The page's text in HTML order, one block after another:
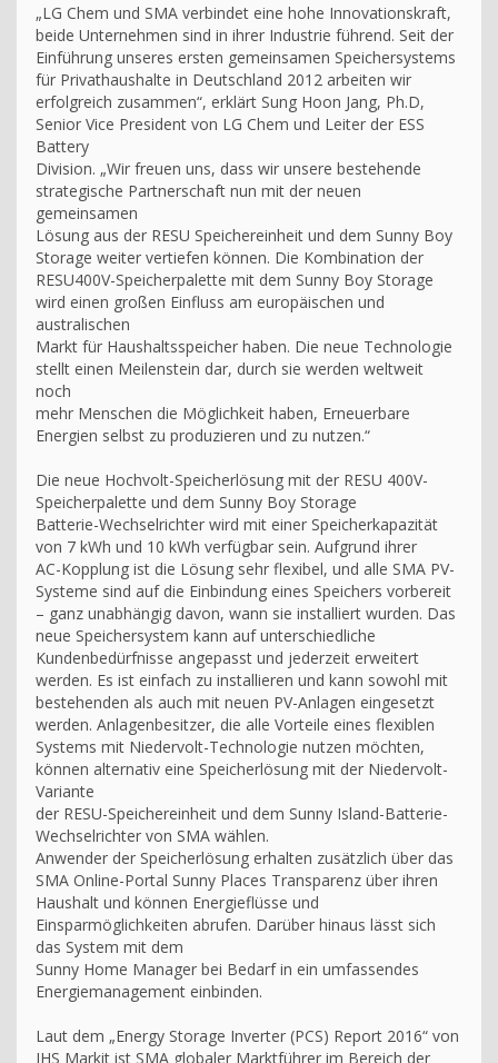
„LG Chem und SMA verbindet eine hohe Innovationskraft,
beide Unternehmen sind in ihrer Industrie führend. Seit der
Einführung unseres ersten gemeinsamen Speichersystems
für Privathaushalte in Deutschland 2012 arbeiten wir
erfolgreich zusammen“, erklärt Sung Hoon Jang, Ph.D,
Senior Vice President von LG Chem und Leiter der ESS
Battery
Division. „Wir freuen uns, dass wir unsere bestehende
strategische Partnerschaft nun mit der neuen
gemeinsamen
Lösung aus der RESU Speichereinheit und dem Sunny Boy
Storage weiter vertiefen können. Die Kombination der
RESU400V-Speicherpalette mit dem Sunny Boy Storage
wird einen großen Einfluss am europäischen und
australischen
Markt für Haushaltsspeicher haben. Die neue Technologie
stellt einen Meilenstein dar, durch sie werden weltweit
noch
mehr Menschen die Möglichkeit haben, Erneuerbare
Energien selbst zu produzieren und zu nutzen.“
Die neue Hochvolt-Speicherlösung mit der RESU 400V-
Speicherpalette und dem Sunny Boy Storage
Batterie-Wechselrichter wird mit einer Speicherkapazität
von 7 kWh und 10 kWh verfügbar sein. Aufgrund ihrer
AC-Kopplung ist die Lösung sehr flexibel, und alle SMA PV-
Systeme sind auf die Einbindung eines Speichers vorbereit
– ganz unabhängig davon, wann sie installiert wurden. Das
neue Speichersystem kann auf unterschiedliche
Kundenbedürfnisse angepasst und jederzeit erweitert
werden. Es ist einfach zu installieren und kann sowohl mit
bestehenden als auch mit neuen PV-Anlagen eingesetzt
werden. Anlagenbesitzer, die alle Vorteile eines flexiblen
Systems mit Niedervolt-Technologie nutzen möchten,
können alternativ eine Speicherlösung mit der Niedervolt-
Variante
der RESU-Speichereinheit und dem Sunny Island-Batterie-
Wechselrichter von SMA wählen.
Anwender der Speicherlösung erhalten zusätzlich über das
SMA Online-Portal Sunny Places Transparenz über ihren
Haushalt und können Energieflüsse und
Einsparmöglichkeiten abrufen. Darüber hinaus lässt sich
das System mit dem
Sunny Home Manager bei Bedarf in ein umfassendes
Energiemanagement einbinden.
Laut dem „Energy Storage Inverter (PCS) Report 2016“ von
IHS Markit ist SMA globaler Marktführer im Bereich der